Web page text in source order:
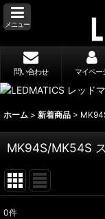
メニュー
問い合わせ マイペー
ホーム > 新着商品 >
MK94S/MK54S
0件